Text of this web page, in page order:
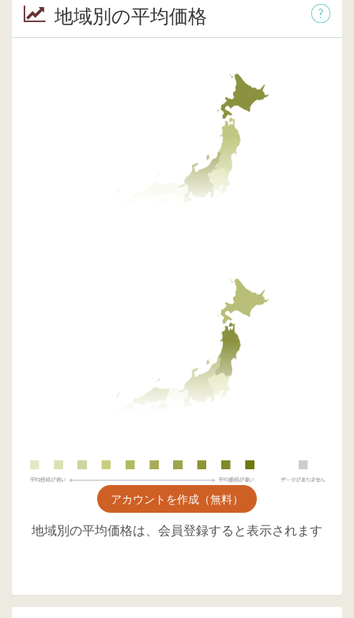
地域別の平均価格
アカウントを作成（無料）
地域別の平均価格は、会員登録すると表示されます